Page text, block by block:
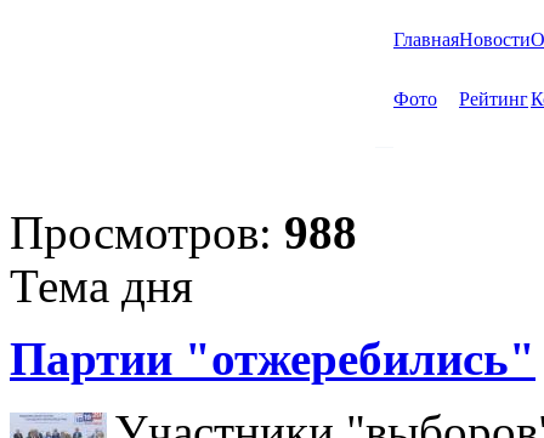
ГлавнаяНовости
Фото Рейтинг
Просмотров: 988
Тема дня
Партии "отжеребились"